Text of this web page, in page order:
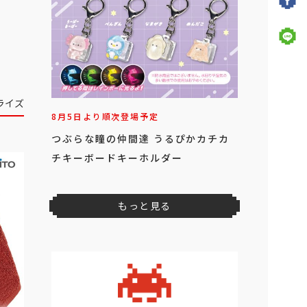
イズ
8月5日より順次登場予定
つぶらな瞳の仲間達 うるぴかカチカ
チキーボードキーホルダー
もっと見る